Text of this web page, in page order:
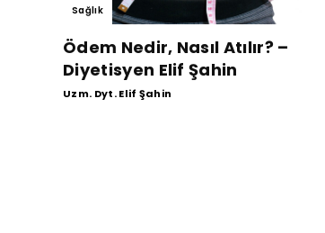
Sağlık
Ödem Nedir, Nasıl Atılır? –
Diyetisyen Elif Şahin
Uzm. Dyt. Elif Şahin